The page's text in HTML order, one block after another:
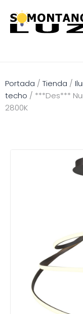
contenido
Portada / Tienda /
techo / ***Des***
2800K